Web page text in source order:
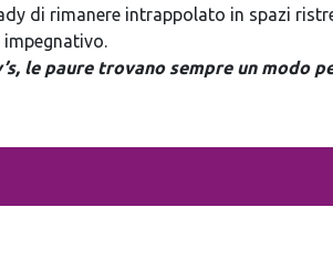
di rimanere intrappolato in spazi
le paure trovano sempre un modo